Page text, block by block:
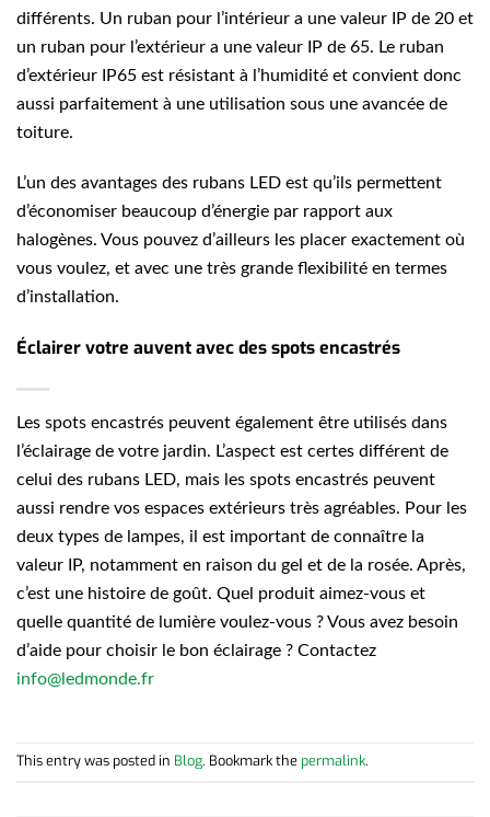
différents. Un ruban pour l’intérieur a une valeur IP de 20 et
un ruban pour l’extérieur a une valeur IP de 65. Le ruban
d’extérieur IP65 est résistant à l’humidité et convient donc
aussi parfaitement à une utilisation sous une avancée de
toiture.
L’un des avantages des rubans LED est qu’ils permettent
d’économiser beaucoup d’énergie par rapport aux
halogènes. Vous pouvez d’ailleurs les placer exactement où
vous voulez, et avec une très grande flexibilité en termes
d’installation.
Éclairer votre auvent avec des spots encastrés
Les spots encastrés peuvent également être utilisés dans
l’éclairage de votre jardin. L’aspect est certes différent de
celui des rubans LED, mais les spots encastrés peuvent
aussi rendre vos espaces extérieurs très agréables. Pour les
deux types de lampes, il est important de connaître la
valeur IP, notamment en raison du gel et de la rosée. Après,
c’est une histoire de goût. Quel produit aimez-vous et
quelle quantité de lumière voulez-vous ? Vous avez besoin
d’aide pour choisir le bon éclairage ? Contactez
info@ledmonde.fr
This entry was posted in Blog. Bookmark the permalink.